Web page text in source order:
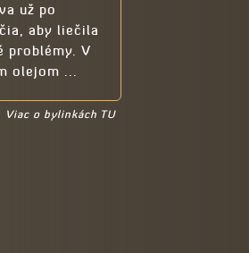
už po
aby liečila
problémy. V
olejom ...
Viac o bylinkách TU